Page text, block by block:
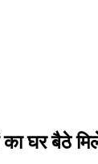
घर बैठे